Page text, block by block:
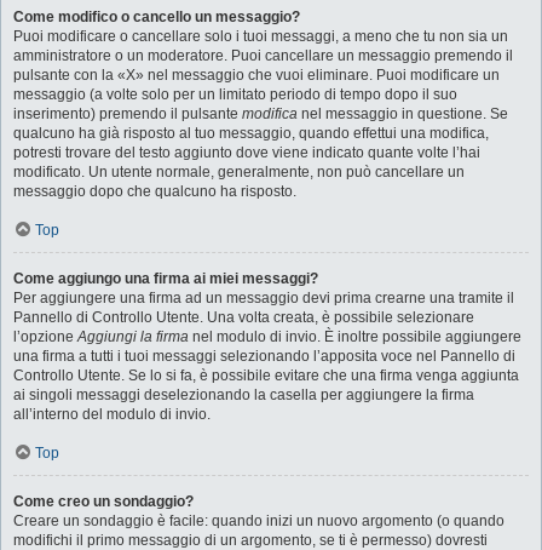
Come modifico o cancello un messaggio?
Puoi modificare o cancellare solo i tuoi messaggi, a meno che tu non sia un
amministratore o un moderatore. Puoi cancellare un messaggio premendo il
pulsante con la «X» nel messaggio che vuoi eliminare. Puoi modificare un
messaggio (a volte solo per un limitato periodo di tempo dopo il suo
inserimento) premendo il pulsante modifica nel messaggio in questione. Se
qualcuno ha già risposto al tuo messaggio, quando effettui una modifica,
potresti trovare del testo aggiunto dove viene indicato quante volte l’hai
modificato. Un utente normale, generalmente, non può cancellare un
messaggio dopo che qualcuno ha risposto.
Top
Come aggiungo una firma ai miei messaggi?
Per aggiungere una firma ad un messaggio devi prima crearne una tramite il
Pannello di Controllo Utente. Una volta creata, è possibile selezionare
l’opzioneAggiungi la firma nel modulo di invio. È inoltre possibile aggiungere
una firma a tutti i tuoi messaggi selezionando l’apposita voce nel Pannello di
Controllo Utente. Se lo si fa, è possibile evitare che una firma venga aggiunta
ai singoli messaggi deselezionando la casella per aggiungere la firma
all’interno del modulo di invio.
Top
Come creo un sondaggio?
Creare un sondaggio è facile: quando inizi un nuovo argomento (o quando
modifichi il primo messaggio di un argomento, se ti è permesso) dovresti